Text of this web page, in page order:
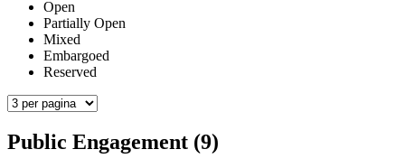
Open
Partially Open
Mixed
Embargoed
Reserved
Public Engagement (9)